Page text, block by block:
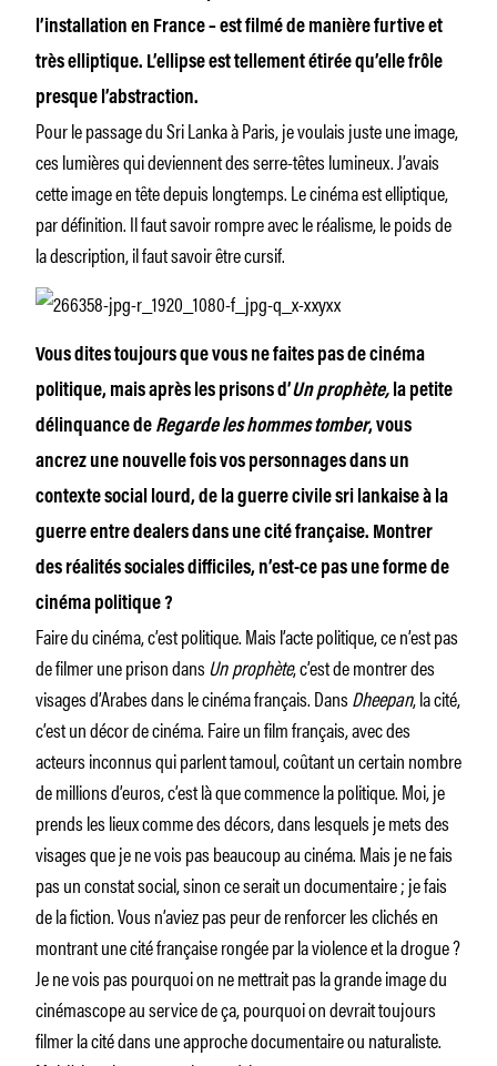
l’installation en France – est filmé de manière furtive et
très elliptique. L’ellipse est tellement étirée qu’elle frôle
presque l’abstraction.
Pour le passage du Sri Lanka à Paris, je voulais juste une image,
ces lumières qui deviennent des serre-têtes lumineux. J’avais
cette image en tête depuis longtemps. Le cinéma est elliptique,
par définition. Il faut savoir rompre avec le réalisme, le poids de
la description, il faut savoir être cursif.
Vous dites toujours que vous ne faites pas de cinéma
politique, mais après les prisons d’Un prophète, la petite
délinquance de Regarde les hommes tomber, vous
ancrez une nouvelle fois vos personnages dans un
contexte social lourd, de la guerre civile sri lankaise à la
guerre entre dealers dans une cité française. Montrer
des réalités sociales difficiles, n’est-ce pas une forme de
cinéma politique ?
Faire du cinéma, c’est politique. Mais l’acte politique, ce n’est pas
de filmer une prison dansUn prophète, c’est de montrer des
visages d’Arabes dans le cinéma français. DansDheepan, la cité,
c’est un décor de cinéma. Faire un film français, avec des
acteurs inconnus qui parlent tamoul, coûtant un certain nombre
de millions d’euros, c’est là que commence la politique. Moi, je
prends les lieux comme des décors, dans lesquels je mets des
visages que je ne vois pas beaucoup au cinéma. Mais je ne fais
pas un constat social, sinon ce serait un documentaire ; je fais
de la fiction. Vous n’aviez pas peur de renforcer les clichés en
montrant une cité française rongée par la violence et la drogue ?
Je ne vois pas pourquoi on ne mettrait pas la grande image du
cinémascope au service de ça, pourquoi on devrait toujours
filmer la cité dans une approche documentaire ou naturaliste.